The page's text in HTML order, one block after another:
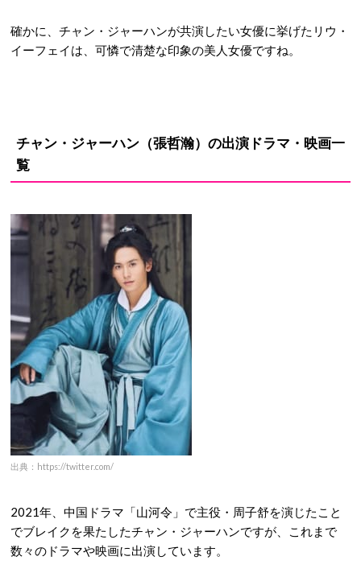
確かに、チャン・ジャーハンが共演したい女優に挙げたリウ・
イーフェイは、可憐で清楚な印象の美人女優ですね。
チャン・ジャーハン（張哲瀚）の出演ドラマ・映画一
覧
出典：https://twitter.com/
2021年、中国ドラマ「山河令」で主役・周子舒を演じたこと
でブレイクを果たしたチャン・ジャーハンですが、これまで
数々のドラマや映画に出演しています。